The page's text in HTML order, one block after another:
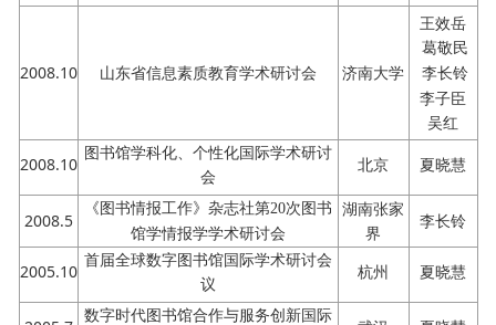
2008.10 山东省信息素质教育学术研讨会 济南大学
王效岳
葛敬民
李长铃
李子臣
吴红
2008.10
图书馆学科化、个性化国际学术研讨
会
北京 夏晓慧
2008.5
《图书情报工作》杂志社第20次图书
馆学情报学学术研讨会
湖南张家
界
李长铃
2005.10
首届全球数字图书馆国际学术研讨会
议
杭州 夏晓慧
数字时代图书馆合作与服务创新国际